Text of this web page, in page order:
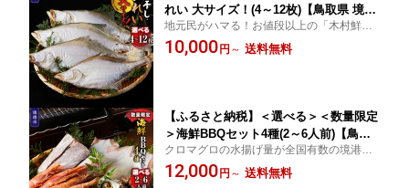
れい 大サイズ！(4～12枚)【鳥取県 境港
市】 | かれい カレイ 鰈 一夜干し 干物
魚干物 大サイズ 大きめ ふっくら 淡白
地元民がハマる！お値段以上の「木村鮮魚
店」のふっくら干物！ ふるさと納税 境港市
特産品
10,000 円 ～ 送料無料
【ふるさと納税】＜選べる＞＜数量限定
＞海鮮BBQセット4種(2～6人前)【鳥取
県 境港市】 | 海鮮 BBQセット バーベキ
ューセット 海鮮セット 魚介セット 魚介
クロマグロの水揚げ量が全国有数の境港だ
からできる店長自慢の豪華海鮮BBQセッ
ト！ ふるさと納税 境港市 特産品
12,000 円 ～ 送料無料